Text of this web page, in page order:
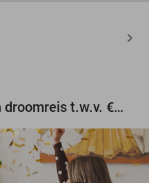
Maak gratis kans op een droomreis t.w.v. €3.000!